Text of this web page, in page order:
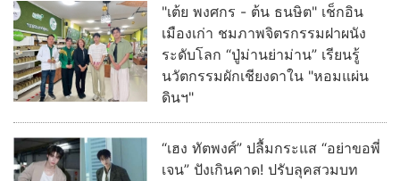
"เต้ย พงศกร - ต้น ธนษิต" เช็กอิน
เมืองเก่า ชมภาพจิตรกรรมฝาผนัง
ระดับโลก “ปู่ม่านย่าม่าน” เรียนรู้
นวัตกรรมผักเชียงดาใน "หอมแผ่น
ดินฯ"
“เฮง ทัตพงศ์” ปลื้มกระแส “อย่าขอพี่
เจน” ปังเกินคาด! ปรับลุคสวมบท